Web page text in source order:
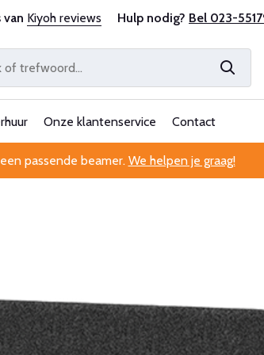
en ervaren Professionele
van Kiyoh reviews Hulp nodig? Bel 023-
Onze klantenservice Contact
passende beamer. We helpen je graag!